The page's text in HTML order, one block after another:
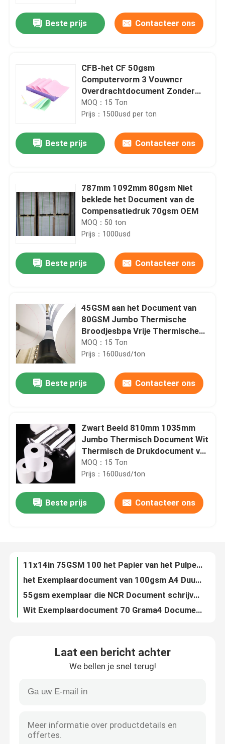
Thuis
Producten
Over ons
Kwaliteitscontrole
Neem contact met ons op
Thermisch Etiketdocument Broodje
Beste prijs Contacteer ons
CFB-het CF 50gsm
Computervorm 3 Vouwncr
Overdrachtdocument Zonder
koolstof
MOQ：15 Ton
Prijs：1500usd per ton
Beste prijs Contacteer ons
787mm 1092mm 80gsm Niet
beklede het Document van de
Compensatiedruk 70gsm OEM
MOQ：50 ton
Prijs：1000usd
Beste prijs Contacteer ons
45GSM aan het Document van
80GSM Jumbo Thermische
Broodjesbpa Vrije Thermische
Printer Rolls 57mm
MOQ：15 Ton
Prijs：1600usd/ton
Beste prijs Contacteer ons
Zwart Beeld 810mm 1035mm
Jumbo Thermisch Document Wit
Thermisch de Drukdocument van
Etiketbroodjes
MOQ：15 Ton
Prijs：1600usd/ton
Beste prijs Contacteer ons100g 240 aan de Zak van 410m/Min Paper Making Machine Paper Productiemachine
11x14in 75GSM 100 het Papier van het Pulpexemplaar A4 80 van het het Blad Witboek van Gr. van het het Exemplaarpapier A4 80gsm de Witte 500 Bladen
het Exemplaardocument van 100gsm A4 Duurzame kopieBankpost voor Laserprinterssgs
55gsm exemplaar die NCR Document schrijven 3 Deeldocument die Zonder koolstof 700mm drukken
Wit Exemplaardocument 70 Grama4 Document 80gsm 500 Bladen Hoge Flexibiliteit
Laat een bericht achter
We bellen je snel terug!